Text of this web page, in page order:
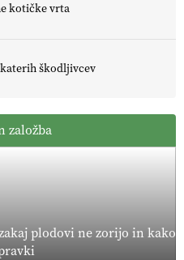
kotičke vrta
škodljivcev
založba
plodovi ne zorijo in kako